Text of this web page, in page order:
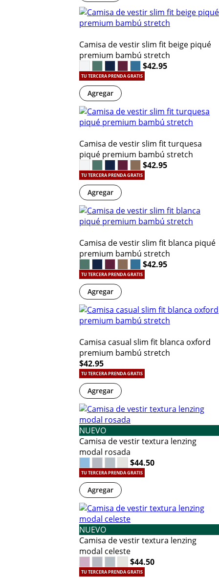
Camisa de vestir slim fit beige piqué
premium bambú stretch
$42.95
TU TERCERA PRENDA GRATIS
Agregar
Camisa de vestir slim fit turquesa
piqué premium bambú stretch
$42.95
TU TERCERA PRENDA GRATIS
Agregar
Camisa de vestir slim fit blanca piqué
premium bambú stretch
$42.95
TU TERCERA PRENDA GRATIS
Agregar
Camisa casual slim fit blanca oxford
premium bambú stretch
$42.95
TU TERCERA PRENDA GRATIS
Agregar
NUEVO
Camisa de vestir textura lenzing
modal rosada
$44.50
TU TERCERA PRENDA GRATIS
Agregar
NUEVO
Camisa de vestir textura lenzing
modal celeste
$44.50
TU TERCERA PRENDA GRATIS